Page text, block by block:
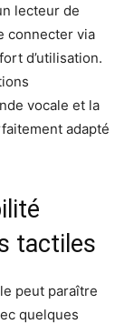
lecteur de
connecter via
d’utilisation.
vocale et la
adapté
tactiles
peut paraître
quelques